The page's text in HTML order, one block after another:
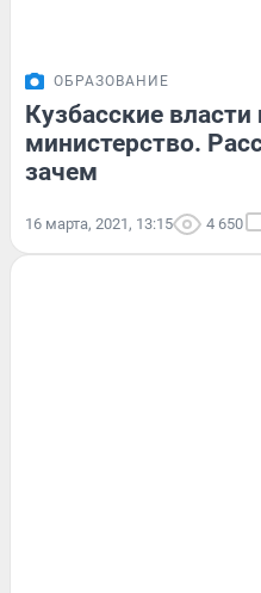
ОБРАЗОВАНИЕ
Кузбасские
министерство.
зачем
16 марта, 2021, 13:15 4 650